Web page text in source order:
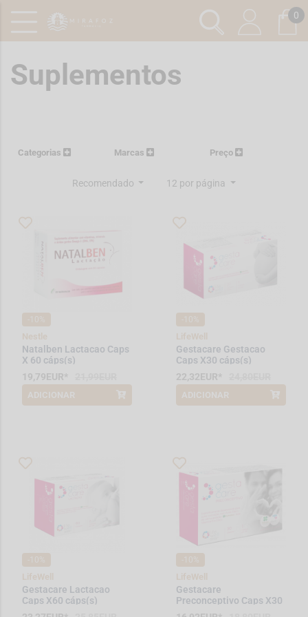
0
Suplementos
Categorias Marcas Preço
Recomendado 12 por página
Nestle
Natalben Lactacao Caps
X 60 cáps(s)
19,79EUR*
*Promoção válida de 2026-08-01 a
ADICIONAR
LifeWell
Gestacare Gestacao
Caps X30 cáps(s)
22,32EUR*
*Promoção válida de 2026-08-01 a
ADICIONAR
LifeWell
Gestacare Lactacao
Caps X60 cáps(s)
LifeWell
Gestacare
Preconceptivo Caps X30